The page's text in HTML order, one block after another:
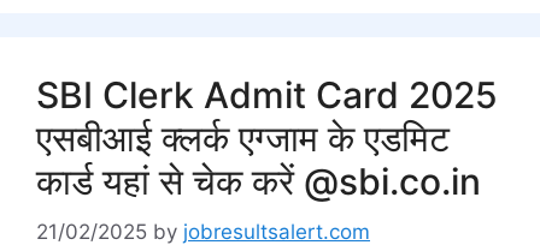
SBI Clerk Admit Card 2025
एसबीआई क्लर्क एग्जाम के एडमिट
कार्ड यहां से चेक करें @sbi.co.in
21/02/2025 by jobresultsalert.com